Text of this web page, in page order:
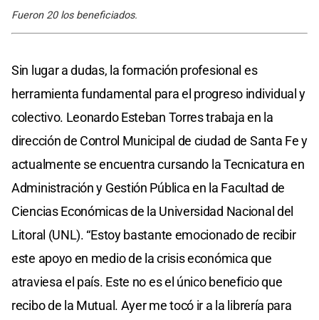
Fueron 20 los beneficiados.
Sin lugar a dudas, la formación profesional es
herramienta fundamental para el progreso individual y
colectivo. Leonardo Esteban Torres trabaja en la
dirección de Control Municipal de ciudad de Santa Fe y
actualmente se encuentra cursando la Tecnicatura en
Administración y Gestión Pública en la Facultad de
Ciencias Económicas de la Universidad Nacional del
Litoral (UNL). “Estoy bastante emocionado de recibir
este apoyo en medio de la crisis económica que
atraviesa el país. Este no es el único beneficio que
recibo de la Mutual. Ayer me tocó ir a la librería para